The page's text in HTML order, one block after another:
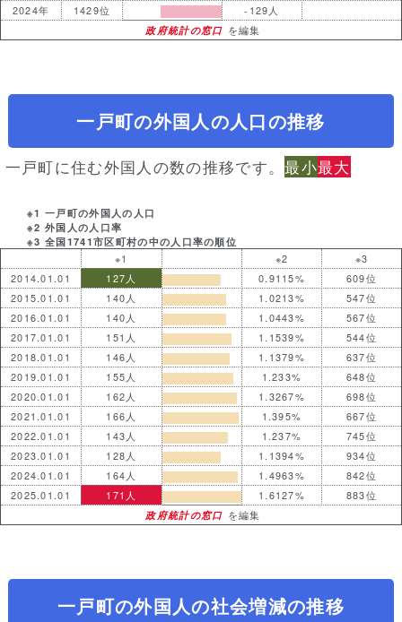
2024年
1429位
-129人
政府統計の窓口 を編集
一戸町の外国人の人口の推移
一戸町に住む外国人の数の推移です。最小最大
※1 一戸町の外国人の人口
※2 外国人の人口率
※3 全国1741市区町村の中の人口率の順位
※1 ※2
※3
2014.01.01
127人 0.9115%
609位
2015.01.01
140人 1.0213%
547位
2016.01.01
140人 1.0443%
567位
2017.01.01
151人 1.1539%
544位
2018.01.01
146人 1.1379%
637位
2019.01.01
155人 1.233%
648位
2020.01.01
162人 1.3267%
698位
2021.01.01
166人 1.395%
667位
2022.01.01
143人 1.237%
745位
2023.01.01
128人 1.1394%
934位
2024.01.01
164人 1.4963%
842位
2025.01.01
171人 1.6127%
883位
政府統計の窓口 を編集
一戸町の外国人の社会増減の推移